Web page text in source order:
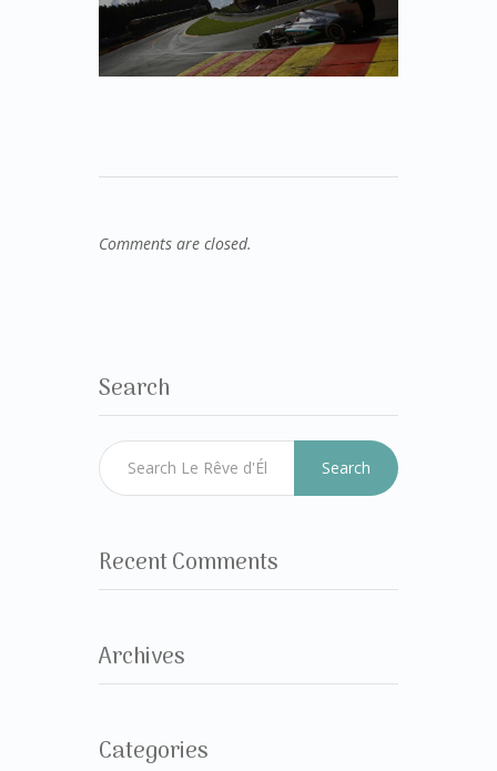
Comments are closed.
Search
Search
Recent Comments
Archives
Categories